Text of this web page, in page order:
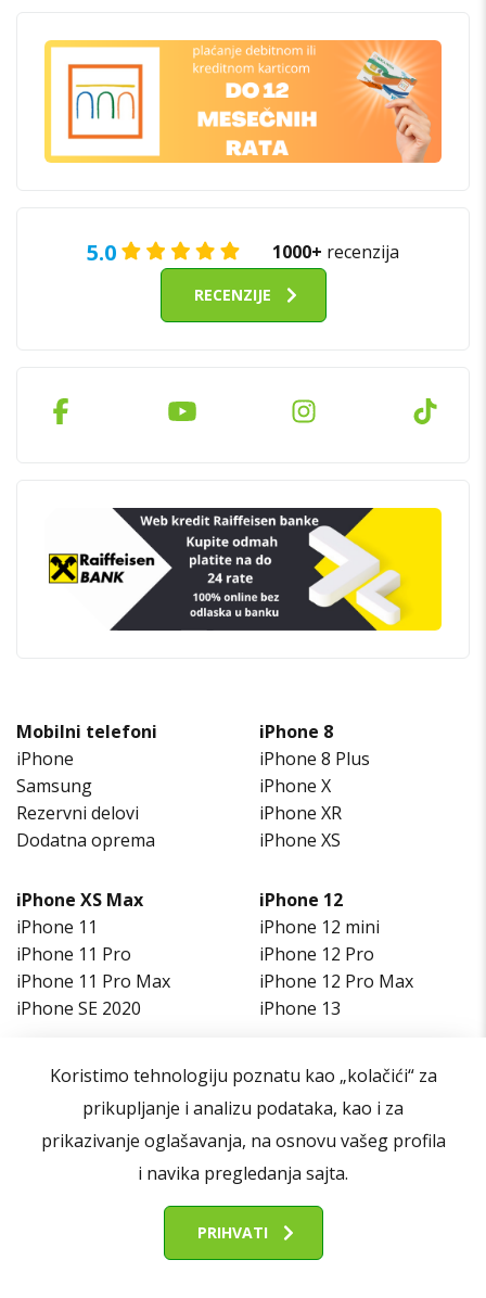
5.0 1000+ recenzija
RECENZIJE
Mobilni telefoni
iPhone
Samsung
Rezervni delovi
Dodatna oprema
iPhone 8
iPhone 8 Plus
iPhone X
iPhone XR
iPhone XS
iPhone XS Max
iPhone 11
iPhone 11 Pro
iPhone 11 Pro Max
iPhone SE 2020
iPhone 12
iPhone 12 mini
iPhone 12 Pro
iPhone 12 Pro Max
iPhone 13
Otkup iPhone telefona
iPhone 14 Pro
iPhone 15
Ekrani
Fletovi
Konektori punjenja
Baterije
Koristimo tehnologiju poznatu kao „kolačići“ za
prikupljanje i analizu podataka, kao i za
prikazivanje oglašavanja, na osnovu vašeg profila
i navika pregledanja sajta.
PRIHVATI